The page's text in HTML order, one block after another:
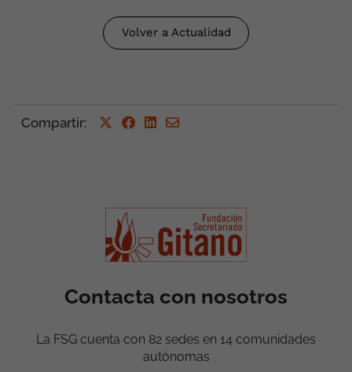
Volver a Actualidad
Compartir:
Contacta con nosotros
La FSG cuenta con 82 sedes en 14 comunidades
autónomas